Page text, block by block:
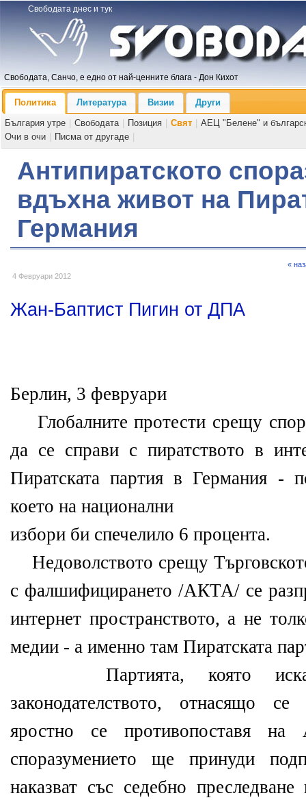
Свободата днес и тук
Свободата, Санчо, е едно от най-ценните блага - Дон Кихот
Политика Литература Визии
Други
България утре
Свободата Позиция Свят
АЕЦ "Белене" и
Очи в очи
Писма от другаде
Антипиратското
вдъхна живот на
Германия
4 Февруари 2012
«
Жан-Баптист Пигин от ДПА
Берлин, 3 февруари
Глобалните протести срещу
да се справи с пиратството в
Пиратската партия в Германия -
което на национални
избори би спечелило 6 процента.
Недоволството срещу
с фалшифицирането /АКТА/ се
интернет пространството, а не
медии - а именно там Пиратската
Партията, която иска
законодателството, отнасящо
яростно се противопоставя
споразумението ще принуди
наказват със седебно